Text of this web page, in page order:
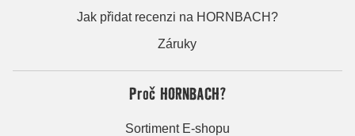
Jak přidat recenzi na HORNBACH?
Záruky
Proč HORNBACH?
Sortiment E-shopu